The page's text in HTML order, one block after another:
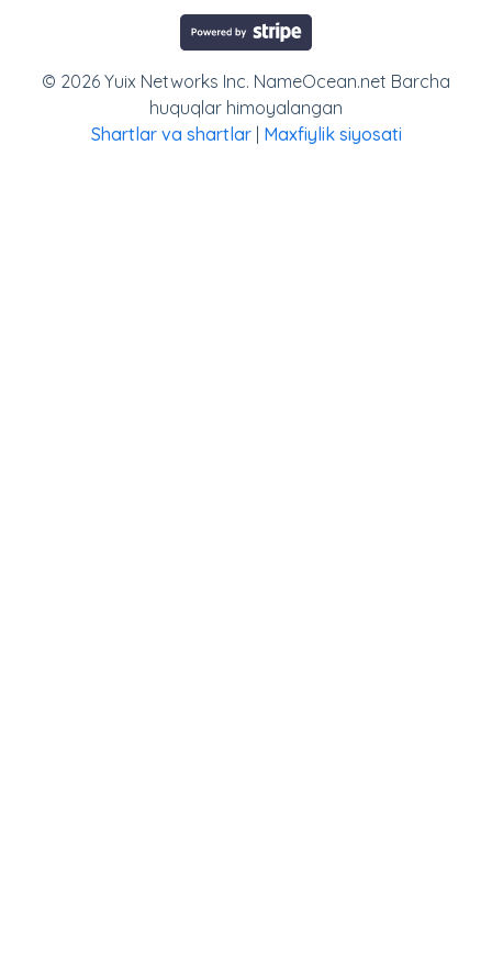
© 2026 Yuix Networks Inc. NameOcean.net Barcha
huquqlar himoyalangan
Shartlar va shartlar| Maxfiylik siyosati